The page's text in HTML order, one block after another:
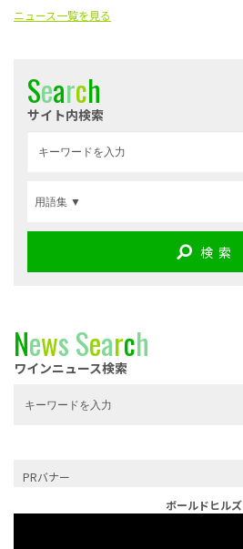
ニュース一覧を見る
Search
サイト内検索
検 索
NewsSearch
ワインニュース検索
PRバナー
ボールドヒルズ